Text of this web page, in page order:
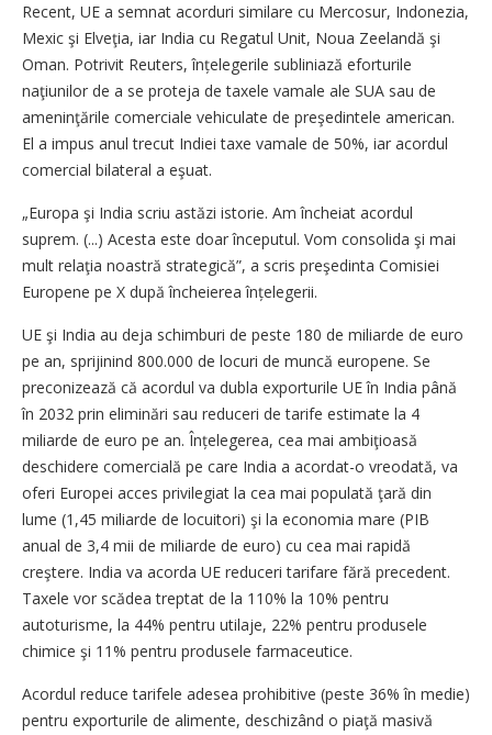
Recent, UE a semnat acorduri similare cu Mercosur, Indonezia,
Mexic şi Elveţia, iar India cu Regatul Unit, Noua Zeelandă şi
Oman. Potrivit Reuters, înțele­gerile subliniază eforturile
naţiunilor de a se proteja de taxele vamale ale SUA sau de
ameninţările comerciale vehiculate de preşedintele american.
El a impus anul trecut Indiei taxe vamale de 50%, iar acordul
comercial bilateral a eşuat.
„Europa şi India scriu astăzi istorie. Am încheiat acordul
suprem. (...) Acesta este doar începutul. Vom consolida şi mai
mult relaţia noastră strategică”, a scris preşedinta Comisiei
Europene pe X după încheierea înțelegerii.
UE şi India au deja schimburi de peste 180 de miliarde de euro
pe an, sprijinind 800.000 de locuri de muncă europene. Se
preconizează că acordul va dubla exporturile UE în India până
în 2032 prin eliminări sau reduceri de tarife estimate la 4
miliarde de euro pe an. Înțelegerea, cea mai ambiţioasă
deschidere comercială pe care India a acordat-o vreodată, va
oferi Europei acces privilegiat la cea mai populată ţară din
lume (1,45 miliarde de locuitori) şi la economia mare (PIB
anual de 3,4 mii de miliarde de euro) cu cea mai rapidă
creştere. India va acorda UE reduceri tarifare fără precedent.
Taxele vor scădea treptat de la 110% la 10% pentru
autoturisme, la 44% pentru utilaje, 22% pentru produsele
chimice şi 11% pentru produsele farmaceutice.
Acordul reduce tarifele adesea prohibitive (peste 36% în medie)
pentru exporturile de alimente, deschizând o piaţă masivă